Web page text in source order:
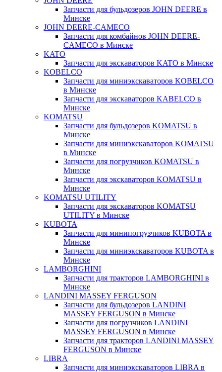
Запчасти для бульдозеров JOHN DEERE в
Минске
JOHN DEERE-CAMECO
Запчасти для комбайнов JOHN DEERE-
CAMECO в Минске
KATO
Запчасти для экскаваторов KATO в Минске
KOBELCO
Запчасти для миниэкскаваторов KOBELCO
в Минске
Запчасти для экскаваторов KABELCO в
Минске
KOMATSU
Запчасти для бульдозеров KOMATSU в
Минске
Запчасти для миниэкскаваторов KOMATSU
в Минске
Запчасти для погрузчиков KOMATSU в
Минске
Запчасти для экскаваторов KOMATSU в
Минске
KOMATSU UTILITY
Запчасти для экскаваторов KOMATSU
UTILITY в Минске
KUBOTA
Запчасти для минипогрузчиков KUBOTA в
Минске
Запчасти для миниэкскаваторов KUBOTA в
Минске
LAMBORGHINI
Запчасти для тракторов LAMBORGHINI в
Минске
LANDINI MASSEY FERGUSON
Запчасти для бульдозеров LANDINI
MASSEY FERGUSON в Минске
Запчасти для погрузчиков LANDINI
MASSEY FERGUSON в Минске
Запчасти для тракторов LANDINI MASSEY
FERGUSON в Минске
LIBRA
Запчасти для миниэкскаваторов LIBRA в